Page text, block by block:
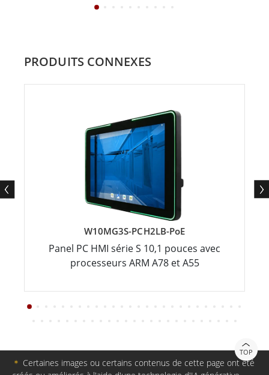
PRODUITS CONNEXES
W10MG3S-PCH2LB-PoE
Panel PC HMI série S 10,1 pouces avec
processeurs ARM A78 et A55
TOP
＊ Certaines images ou certains contenus de cette page ont été